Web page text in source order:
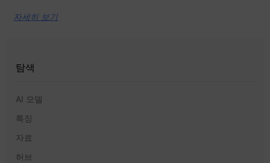
자세히 보기
탐색
AI 모델
특징
자료
허브